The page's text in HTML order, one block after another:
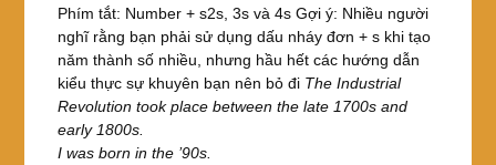
Phím tắt: Number + s2s, 3s và 4s Gợi ý: Nhiều người
nghĩ rằng bạn phải sử dụng dấu nháy đơn + s khi tạo
năm thành số nhiều, nhưng hầu hết các hướng dẫn
kiểu thực sự khuyên bạn nên bỏ đi The Industrial
Revolution took place between the late 1700s and
early 1800s.
I was born in the ’90s.